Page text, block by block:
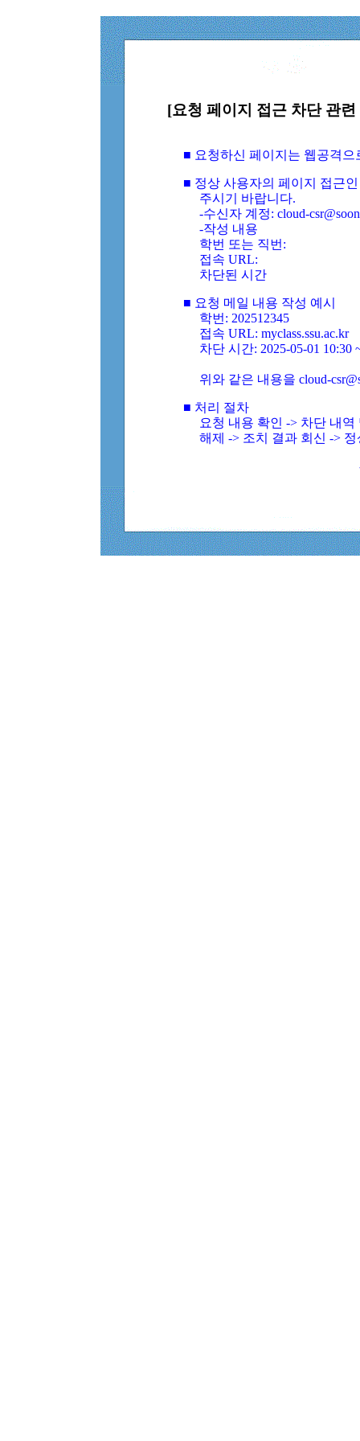
[요청 페이지 접근 차단 관
■ 요청하신 페이지는 웹공격
■ 정상 사용자의 페이지 접근
주시기 바랍니다.
-수신자 계정: cloud-
-작성 내용
학번 또는 직번:
접속 URL:
차단된 시간
■ 요청 메일 내용 작성 예시
학번: 202512345
접속 URL: myclass.ssu.ac.kr
차단 시간: 2025-05-01 10:30
위와 같은 내용을 cloud-
■ 처리 절차
요청 내용 확인 -> 차단 내
해제 -> 조치 결과 회신 ->